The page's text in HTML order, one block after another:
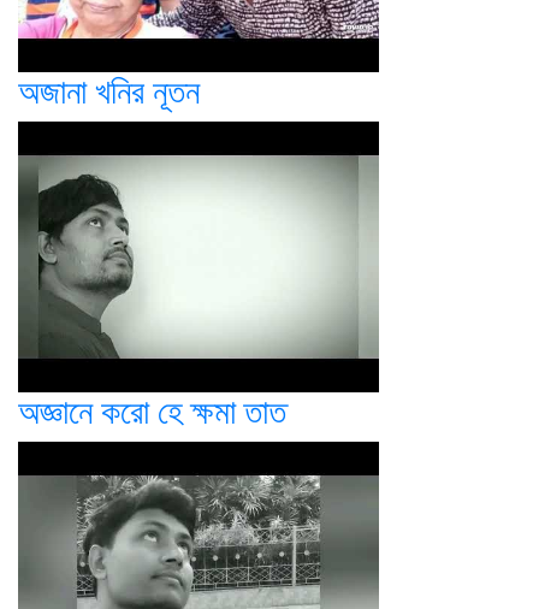
অজানা খনির নূতন
অজ্ঞানে করো হে ক্ষমা তাত